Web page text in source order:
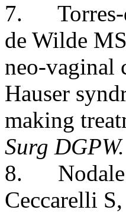
7. Torres-
de Wilde
neo-vaginal
Hauser
making
Surg DGPW.
8. Nodale
Ceccarelli